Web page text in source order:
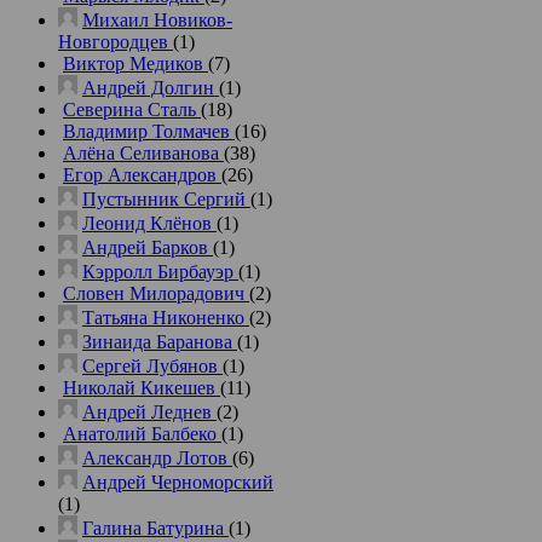
Михаил Новиков-
Новгородцев (1)
Виктор Медиков (7)
Андрей Долгин (1)
Северина Сталь (18)
Владимир Толмачев (16)
Алёна Селиванова (38)
Егор Александров (26)
Пустынник Сергий (1)
Леонид Клёнов (1)
Андрей Барков (1)
Кэрролл Бирбауэр (1)
Словен Милорадович (2)
Татьяна Никоненко (2)
Зинаида Баранова (1)
Сергей Лубянов (1)
Николай Кикешев (11)
Андрей Леднев (2)
Анатолий Балбеко (1)
Александр Лотов (6)
Андрей Черноморский
(1)
Галина Батурина (1)